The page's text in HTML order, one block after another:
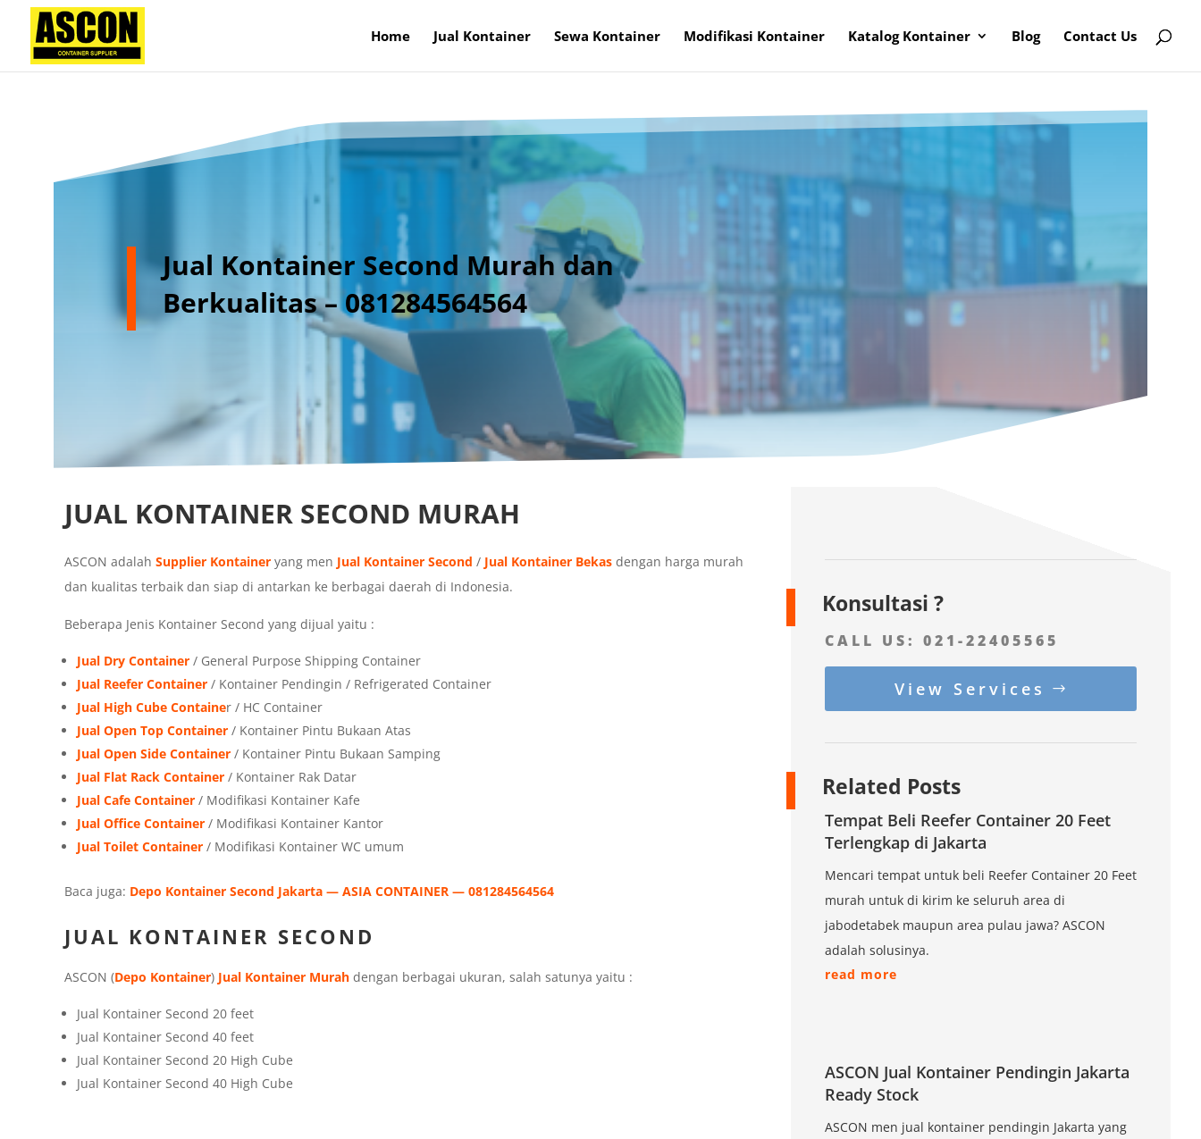
Home Jual Kontainer Sewa Kontainer Modifikasi Kontainer Katalog Kontainer Blog Contact Us
Jual Kontainer Second Murah dan
Berkualitas – 081284564564
JUAL KONTAINER SECOND MURAH
ASCON adalah Supplier Kontaineryang men Jual Kontainer Second / Jual Kontainer Bekasdengan harga murah
dan kualitas terbaik dan siap di antarkan ke berbagai daerah di Indonesia.
Beberapa Jenis Kontainer Second yang dijual yaitu :
Jual Dry Container/ General Purpose Shipping Container
Jual Reefer Container/ Kontainer Pendingin / Refrigerated Container
Jual High Cube Container / HC Container
Jual Open Top Container/ Kontainer Pintu Bukaan Atas
Jual Open Side Container/ Kontainer Pintu Bukaan Samping
Jual Flat Rack Container/ Kontainer Rak Datar
Jual Cafe Container/ Modifikasi Kontainer Kafe
Jual Office Container/ Modifikasi Kontainer Kantor
Jual Toilet Container/ Modifikasi Kontainer WC umum
Baca juga: Depo Kontainer Second Jakarta — ASIA CONTAINER — 081284564564
JUAL KONTAINER SECOND
ASCON (Depo Kontainer) Jual Kontainer Murahdengan berbagai ukuran, salah satunya yaitu :
Jual Kontainer Second 20 feet
Jual Kontainer Second 40 feet
Jual Kontainer Second 20 High Cube
Jual Kontainer Second 40 High Cube
Konsultasi ?
CALL US:021-22405565
View Services
Related Posts
Tempat Beli Reefer Container 20 Feet
Terlengkap di Jakarta
Mencari tempat untuk beli Reefer Container 20 Feet
murah untuk di kirim ke seluruh area di
jabodetabek maupun area pulau jawa? ASCON
adalah solusinya.
read more
ASCON Jual Kontainer Pendingin Jakarta
Ready Stock
ASCON men jual kontainer pendingin Jakarta yang